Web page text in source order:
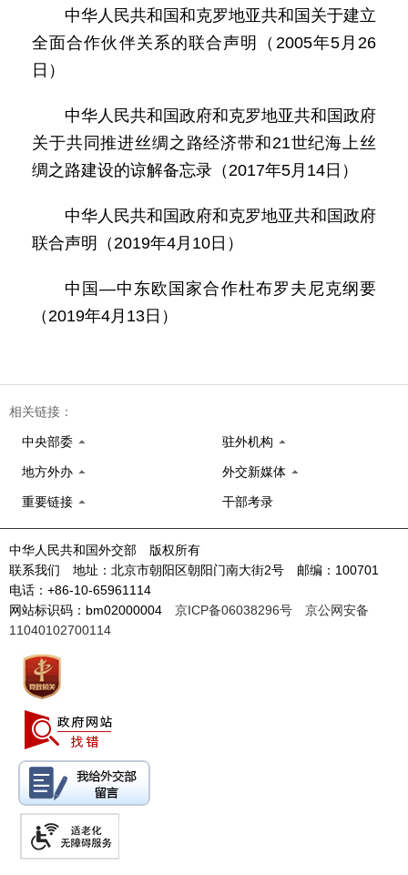
中华人民共和国和克罗地亚共和国关于建立
全面合作伙伴关系的联合声明（2005年5月26
日）
中华人民共和国政府和克罗地亚共和国政府
关于共同推进丝绸之路经济带和21世纪海上丝
绸之路建设的谅解备忘录（2017年5月14日）
中华人民共和国政府和克罗地亚共和国政府
联合声明（2019年4月10日）
中国—中东欧国家合作杜布罗夫尼克纲要
（2019年4月13日）
相关链接：
中央部委 驻外机构
地方外办 外交新媒体
重要链接 干部考录
中华人民共和国外交部 版权所有
联系我们 地址：北京市朝阳区朝阳门南大街2号 邮编：100701
电话：+86-10-65961114
网站标识码：bm02000004 京ICP备06038296号
京公网安备
11040102700114